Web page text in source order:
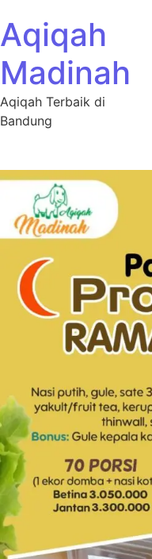
Aqiqah
Madinah
Aqiqah Terbaik di
Bandung